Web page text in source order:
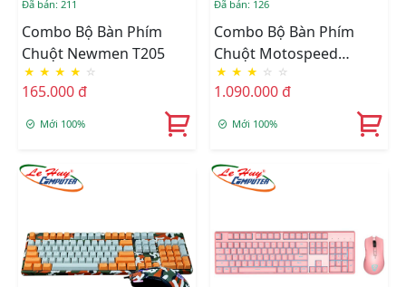
Đã bán: 211
Combo Bộ Bàn Phím
Chuột Newmen T205
★ ★ ★ ★ ☆
165.000 đ
Mới 100%
Đã bán: 126
Combo Bộ Bàn Phím
Chuột Motospeed
GS700 CAMO GREEN
RGB
★ ★ ★ ☆ ☆
1.090.000 đ
Mới 100%